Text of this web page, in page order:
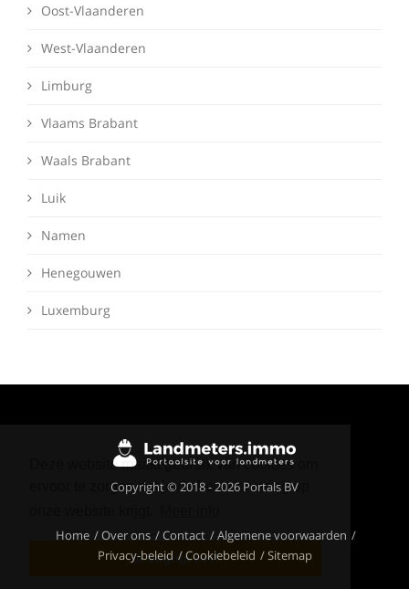
Deze website maakt gebruik van cookies om
ervoor te zorgen dat je de beste ervaring op
Ik begrijp het!
Oost-Vlaanderen
West-Vlaanderen
Limburg
Vlaams Brabant
Waals Brabant
Luik
Namen
Henegouwen
Luxemburg
Copyright © 2018 - 2026 Portals BV
Home Over ons Contact
Algemene voorwaarden
Privacy-beleid
Cookiebeleid Sitemap